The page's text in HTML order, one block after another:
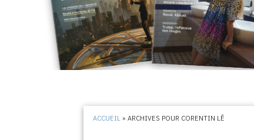
ACCUEIL »ARCHIVES POUR CORENTIN LÊ